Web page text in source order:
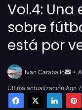
Vol.4:
sobre
está por
Ivan Caraballo
Última actualización Ago
Facebook
X